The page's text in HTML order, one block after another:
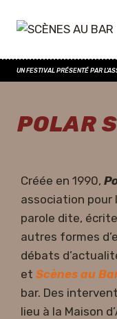
UN FESTIVAL PRÉSENTÉ PAR
POLAR
Créée en 1990,
association pour
parole dite,
autres formes
débats
et Scènes au
bar. Des
lieu à la Maison